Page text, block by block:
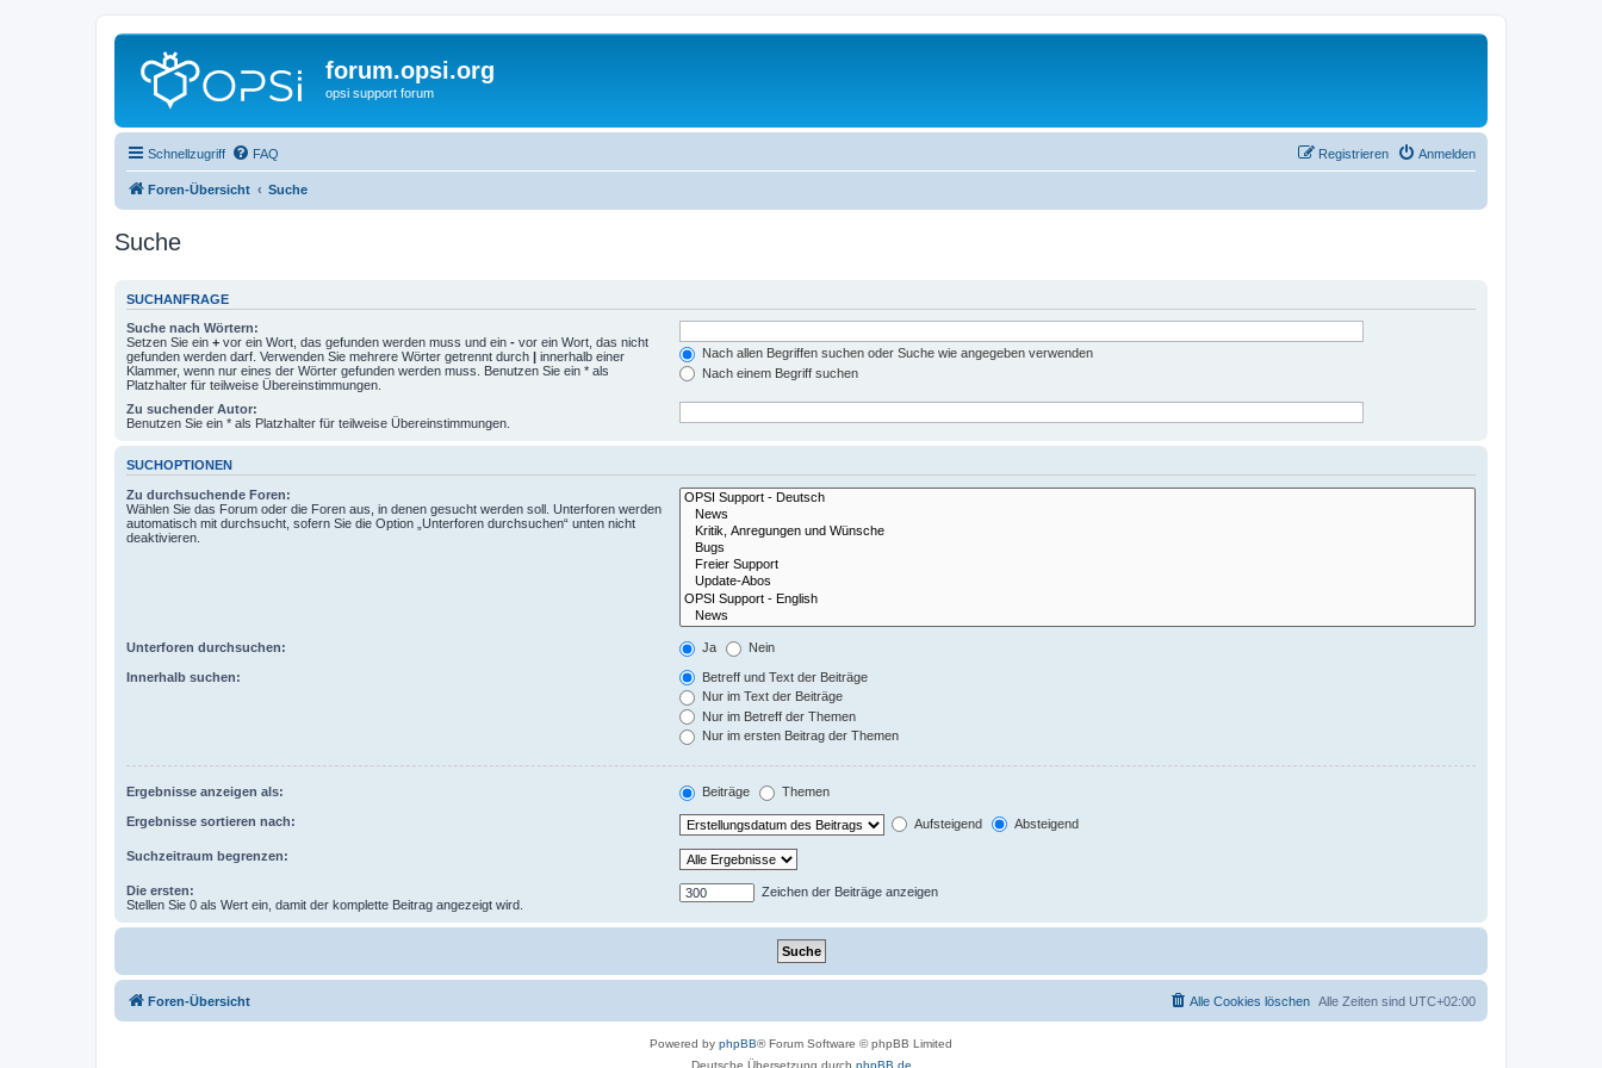
forum.opsi.org
opsi support forum
Schnellzugriff FAQ Anmelden
Registrieren
Foren-Übersicht Suche
Suche
SUCHANFRAGE
Suche nach Wörtern:
Setzen Sie ein + vor ein Wort, das gefunden werden muss und ein - vor ein Wort, das nicht
gefunden werden darf. Verwenden Sie mehrere Wörter getrennt durch | innerhalb einer
Klammer, wenn nur eines der Wörter gefunden werden muss. Benutzen Sie ein * als
Platzhalter für teilweise Übereinstimmungen.
Nach allen Begriffen suchen oder Suche wie angegeben verwenden
Nach einem Begriff suchen
Zu suchender Autor:
Benutzen Sie ein * als Platzhalter für teilweise Übereinstimmungen.
SUCHOPTIONEN
Zu durchsuchende Foren:
Wählen Sie das Forum oder die Foren aus, in denen gesucht werden soll. Unterforen werden
automatisch mit durchsucht, sofern Sie die Option „Unterforen durchsuchen“ unten nicht
deaktivieren.
Unterforen durchsuchen: Ja Nein
Innerhalb suchen:
Betreff und Text der Beiträge
Nur im Text der Beiträge
Nur im Betreff der Themen
Nur im ersten Beitrag der Themen
Ergebnisse anzeigen als: Beiträge Themen
Ergebnisse sortieren nach: Aufsteigend Absteigend
Suchzeitraum begrenzen:
Die ersten:
Stellen Sie 0 als Wert ein, damit der komplette Beitrag angezeigt wird.
Zeichen der Beiträge anzeigen
Foren-Übersicht Alle Zeiten sind UTC+02:00
Alle Cookies löschen
Powered by phpBB® Forum Software © phpBB Limited
Deutsche Übersetzung durch phpBB.de